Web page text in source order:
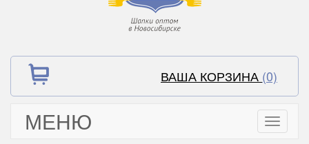
ВАША КОРЗИНА (0)
МЕНЮ
Toggle